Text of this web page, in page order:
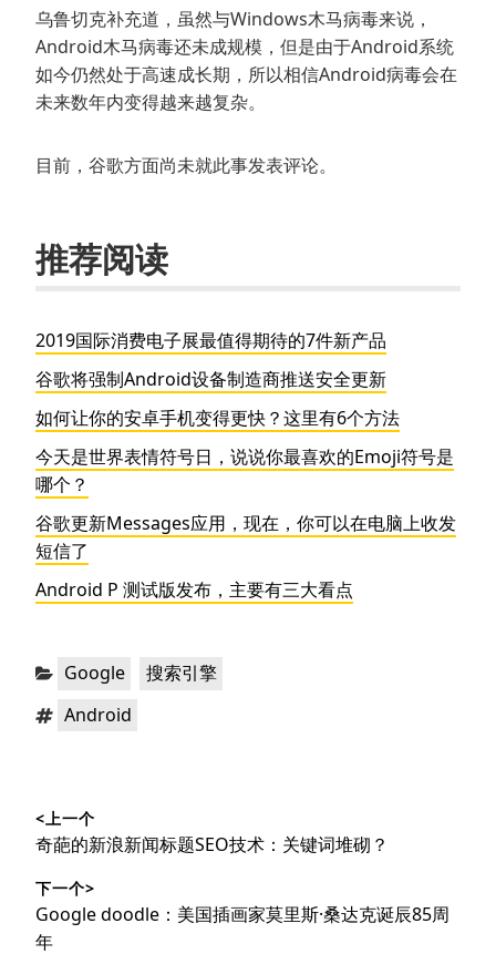
乌鲁切克补充道，虽然与Windows木马病毒来说，
Android木马病毒还未成规模，但是由于Android系统
如今仍然处于高速成长期，所以相信Android病毒会在
未来数年内变得越来越复杂。
目前，谷歌方面尚未就此事发表评论。
推荐阅读
2019国际消费电子展最值得期待的7件新产品
谷歌将强制Android设备制造商推送安全更新
如何让你的安卓手机变得更快？这里有6个方法
今天是世界表情符号日，说说你最喜欢的Emoji符号是
哪个？
谷歌更新Messages应用，现在，你可以在电脑上收发
短信了
Android P 测试版发布，主要有三大看点
分
Google ，
搜索引擎
标 Android
章
导
航
<上一个
上
文
章：
奇葩的新浪新闻标题SEO技术：关键词堆砌？
下一个>
下
篇
Google doodle：美国插画家莫里斯·桑达克诞辰85周
年